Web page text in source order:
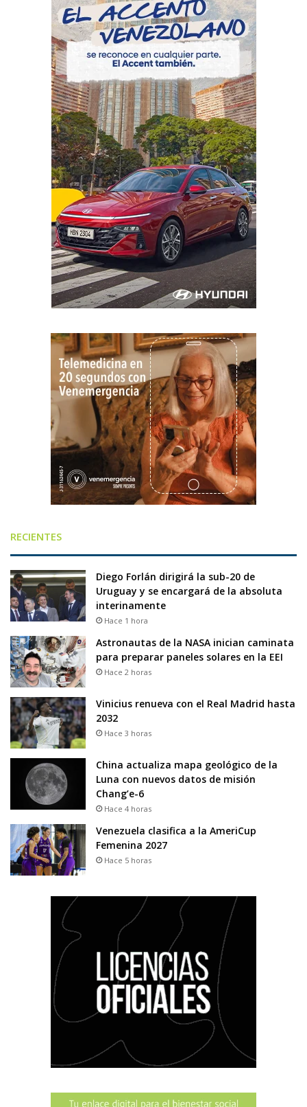
RECIENTES
Diego Forlán dirigirá la sub-20 de
Uruguay y se encargará de la absoluta
interinamente
Hace 1 hora
Astronautas de la NASA inician caminata
para preparar paneles solares en la EEI
Hace 2 horas
Vinicius renueva con el Real Madrid hasta
2032
Hace 3 horas
China actualiza mapa geológico de la
Luna con nuevos datos de misión
Chang’e-6
Hace 4 horas
Venezuela clasifica a la AmeriCup
Femenina 2027
Hace 5 horas